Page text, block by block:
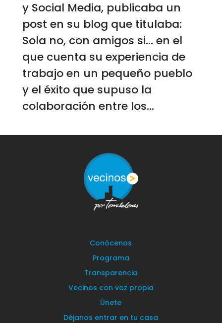
y Social Media, publicaba un
post en su blog que titulaba:
Sola no, con amigos si… en el
que cuenta su experiencia de
trabajo en un pequeño pueblo
y el éxito que supuso la
colaboración entre los...
Conócenos
Programa
Transparencia
Vecinos con voz propia
Únete
Déjanos entrar en tu casa